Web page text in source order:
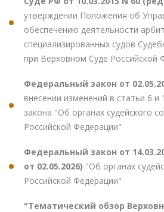
утверждении Положения об
обеспечению деятельности
специализированных судов
при Верховном Суде Российской
Федеральный закон от
внесении изменений в статьи 6 и
закона "Об органах судейского
Российской Федерации"
Федеральный закон от
от 02.05.2026) "Об органах
Российской Федерации"
"Тематический обзор